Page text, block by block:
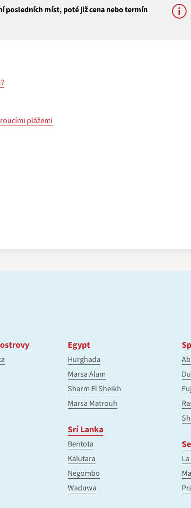
posledních míst, poté již cena nebo termín
plážemi
Egypt
Hurghada
Marsa Alam
Sharm El Sheikh
Marsa Matrouh
Srí Lanka
Bentota
Kalutara
Negombo
Waduwa